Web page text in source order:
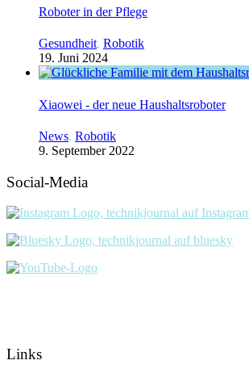
Roboter in der Pflege
Gesundheit, Robotik
19. Juni 2024
Xiaowei - der neue Haushaltsroboter
News, Robotik
9. September 2022
Social-Media
Links